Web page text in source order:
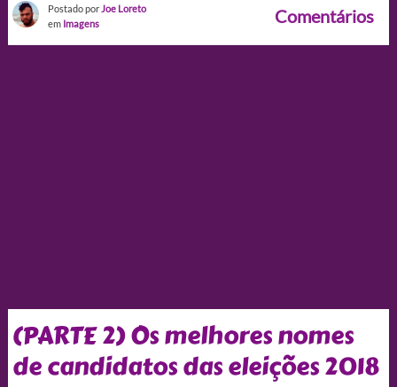
Postado por Joe Loreto
em Imagens Comentários
(PARTE 2) Os melhores nomes
de candidatos das eleições 2018